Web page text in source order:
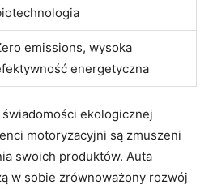
emissions, wysoka
energetyczna
ekologicznej
motoryzacyjni są zmuszeni
swoich produktów. Auta
w sobie zrównoważony rozwój